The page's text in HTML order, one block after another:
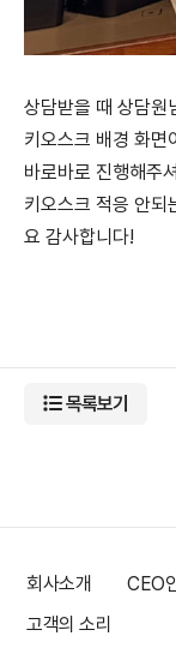
상담받을 때 상담원
키오스크 배경 화면
바로바로 진행해주
키오스크 적응 안되
요 감사합니다!
목록보기
회사소개 CEO
고객의 소리